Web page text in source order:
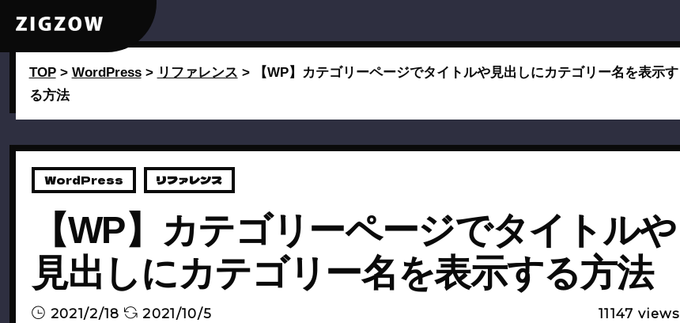
TOP> WordPress> リファレンス >
【WP】カテゴリーページでタイトルや見出しにカテゴリー名を表示す
る方法
WordPress リファレンス
【WP】カテゴリーページでタイトルや
見出しにカテゴリー名を表示する方法
2021/2/18 2021/10/5 11147 views